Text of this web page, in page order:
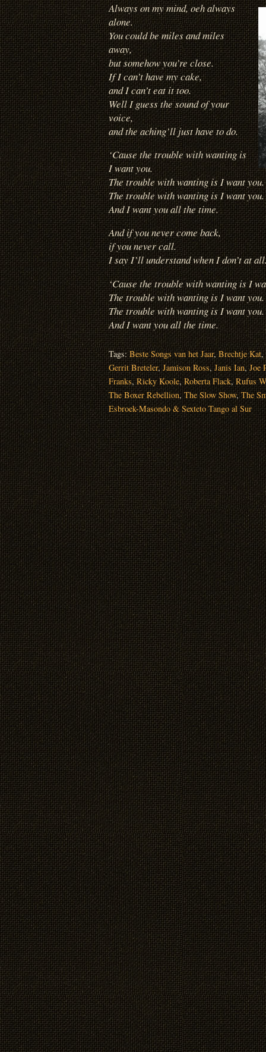
Always on my mind, oeh always
alone.
You could be miles and miles
away,
but somehow you’re close.
If I can’t have my cake,
and I can’t eat it too.
Well I guess the sound of your
voice,
and the aching’ll just have to do.
‘Cause the trouble with wanting is
I want you.
The trouble with wanting is I want you.
The trouble with wanting is I want you.
And I want you all the time.
And if you never come back,
if you never call.
I say I’ll understand when I don’t at
‘Cause the trouble with wanting is I
The trouble with wanting is I want you.
The trouble with wanting is I want you.
And I want you all the time.
Tags:Beste Songs van het Jaar,Brechtje Kat,
Gerrit Breteler,Jamison Ross,Janis Ian,Joe
Franks,Ricky Koole,Roberta Flack,Rufus
The Boxer Rebellion,The Slow Show,The
Esbroek-Masondo & Sexteto Tango al Sur